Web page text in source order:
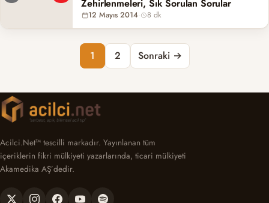
Zehirlenmeleri, Sık Sorulan Sorular
12 Mayıs 2014· 8 dk
Yazı sayfalaması
1 2 Sonraki →
Acilci.Net™ tescilli markadır. Yayınlanan tüm
içeriklerin fikri mülkiyeti yazarlarında, ticari mülkiyeti
Akamedika AŞ’dedir.